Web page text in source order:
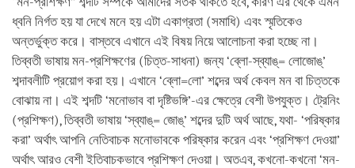
ধ্বনি নির্গত হয় যা দেখে মনে হয় এটা একাগ্রতা (সমাধি) এবং স্মৃতিকেও
অন্তর্ভুক্ত করে। বাস্তবে এখানে এই বিষয় নিয়ে আলোচনা করা হচ্ছে না।
তিব্বতী ভাষায় মন-প্রশিক্ষণের (চিত্ত-সাধনা) জন্য ‘ব্লো-স্‌ব্যাঙ্‌= লোজোঙ্‌’
শব্দাবলীটি প্রয়োগ করা হয়। এখানে ‘ব্লো=লো’ শব্দের অর্থ কেবল মন বা চিত্তকে
বোঝায় না। এই শব্দটি ‘মনোভাব বা দৃষ্টিভঙ্গি’-এর ক্ষেত্রে বেশী উপযুক্ত। ট্রেনিং
(প্রশিক্ষণ), তিব্বতী ভাষায় ‘স্‌ব্যাঙ্‌= জোঙ্‌’ শব্দের দুটি অর্থ আছে, যথা- ‘পরিষ্কার
করা’ অর্থাৎ আপনি নেতিবাচক মনোভাবকে পরিষ্কার করেন এবং ‘প্রশিক্ষণ দেওয়া’
অর্থাৎ আরও বেশী ইতিবাচকভাবে প্রশিক্ষণ দেওয়া। অতএব, কখনো-কখনো ‘মন-